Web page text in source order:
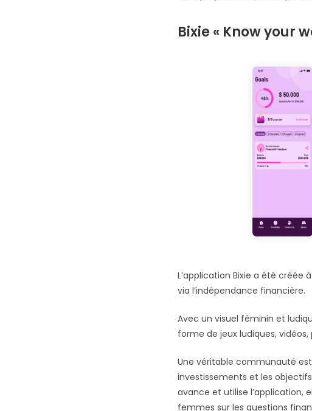
Bixie « Know your
L’application Bixie a été créée
via l’indépendance financière.
Avec un visuel féminin et
forme de jeux ludiques,
Une véritable communauté
investissements et les
avance et utilise l’application,
femmes sur les questions